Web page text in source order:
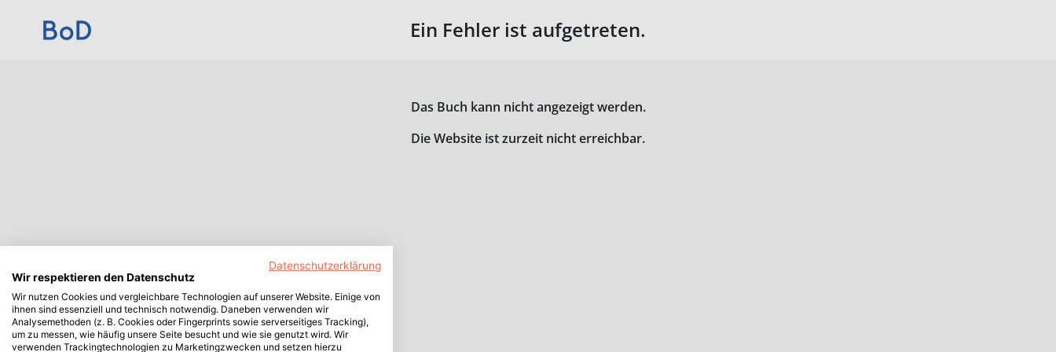
Ein Fehler ist aufgetreten.
Das Buch kann nicht angezeigt werden.
Die Website ist zurzeit nicht erreichbar.
Datenschutzerklärung
Wir respektieren den Datenschutz
Wir nutzen Cookies und vergleichbare Technologien auf unserer Website. Einige von
ihnen sind essenziell und technisch notwendig. Daneben verwenden wir
Analysemethoden (z. B. Cookies oder Fingerprints sowie serverseitiges Tracking),
um zu messen, wie häufig unsere Seite besucht und wie sie genutzt wird. Wir
verwenden Trackingtechnologien zu Marketingzwecken und setzen hierzu